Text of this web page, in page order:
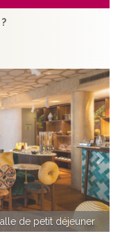
standard Baixa